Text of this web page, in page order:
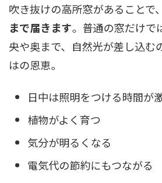
吹き抜けの高所窓があることで、
まで届きます。普通の窓だけで
央や奥まで、自然光が差し込む
はの恩恵。
日中は照明をつける時間が
植物がよく育つ
気分が明るくなる
電気代の節約にもつながる